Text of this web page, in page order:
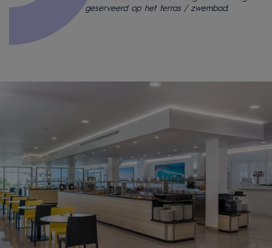
geserveerd op het terras / zwembad.